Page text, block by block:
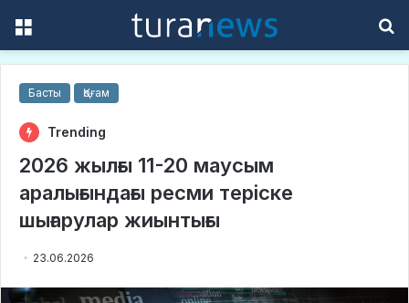
Басты Қоғам
Trending
2026 жылғы 11-20 маусым
аралығындағы ресми теріске
шығарулар жиынтығы
23.06.2026